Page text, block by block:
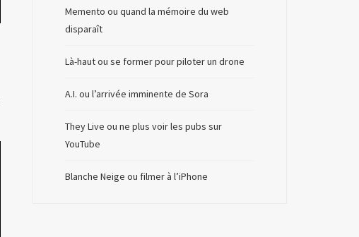
Memento ou quand la mémoire du web
disparaît
Là-haut ou se former pour piloter un drone
A.I. ou l’arrivée imminente de Sora
They Live ou ne plus voir les pubs sur
YouTube
Blanche Neige ou filmer à l’iPhone